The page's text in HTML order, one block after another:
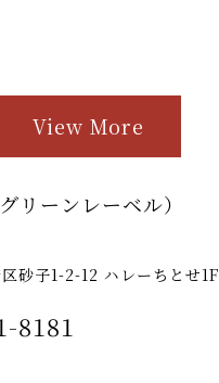
View More
ーンレーベル）
砂子1-2-12 ハレーちとせ1F
8181